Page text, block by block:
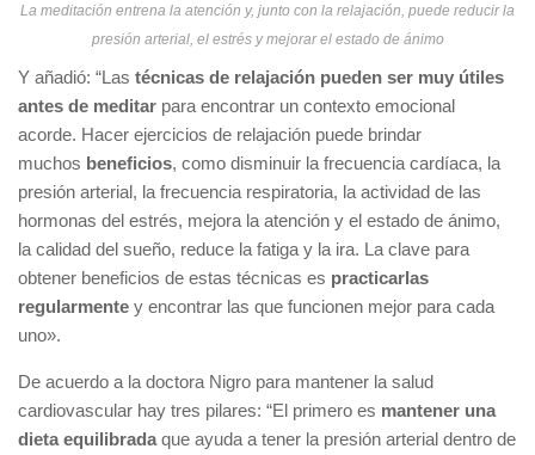
La meditación entrena la atención y, junto con la relajación, puede reducir la
presión arterial, el estrés y mejorar el estado de ánimo
Y añadió: “Las técnicas de relajación pueden ser muy útiles
antes de meditar para encontrar un contexto emocional
acorde. Hacer ejercicios de relajación puede brindar
muchos beneficios, como disminuir la frecuencia cardíaca, la
presión arterial, la frecuencia respiratoria, la actividad de las
hormonas del estrés, mejora la atención y el estado de ánimo,
la calidad del sueño, reduce la fatiga y la ira. La clave para
obtener beneficios de estas técnicas es practicarlas
regularmente y encontrar las que funcionen mejor para cada
uno».
De acuerdo a la doctora Nigro para mantener la salud
cardiovascular hay tres pilares: “El primero es mantener una
dieta equilibrada que ayuda a tener la presión arterial dentro de